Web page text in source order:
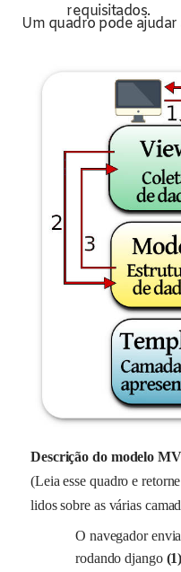
requisitados.
Um quadro pode
Descrição do modelo
(Leia esse quadro e
lidos sobre as várias
O navegador
rodando django (1)